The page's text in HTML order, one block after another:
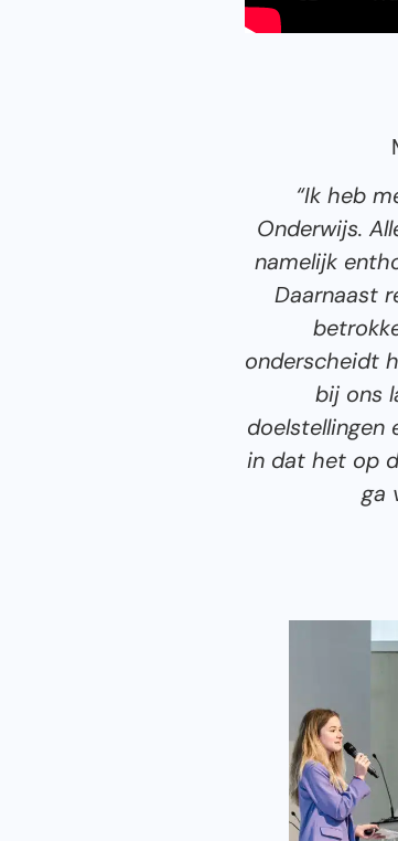
“Ik heb
Onderwijs.
namelijk
Daarnaast
onderscheidt
bij ons
doelstellingen
in dat het op
ga